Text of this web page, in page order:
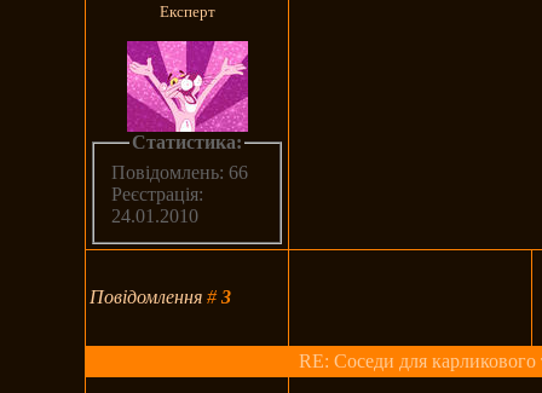
Експерт
Статистика:
Повідомлень: 66
Реєстрація:
24.01.2010
Повідомлення#3
RE: Соседи для карликового